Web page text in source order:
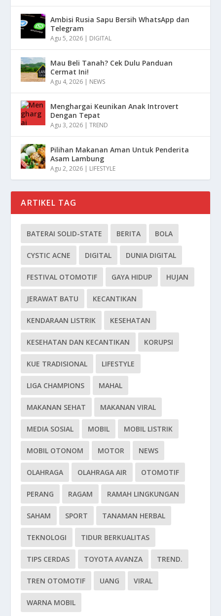
Ambisi Rusia Sapu Bersih WhatsApp dan
Telegram
Agu 5, 2026 DIGITAL
Mau Beli Tanah? Cek Dulu Panduan
Cermat Ini!
Agu 4, 2026 NEWS
Menghargai Keunikan Anak Introvert
Dengan Tepat
Agu 3, 2026 |TREND
Pilihan Makanan Aman Untuk Penderita
Asam Lambung
Agu 2, 2026 LIFESTYLE
ARTIKEL TAG
BATERAI SOLID-STATE BERITA BOLA
CYSTIC ACNE DIGITAL DUNIA DIGITAL
FESTIVAL OTOMOTIF GAYA HIDUP HUJAN
JERAWAT BATU KECANTIKAN
KENDARAAN LISTRIK KESEHATAN
KESEHATAN DAN KECANTIKAN KORUPSI
KUE TRADISIONAL LIFESTYLE
LIGA CHAMPIONS MAHAL
MAKANAN SEHAT MAKANAN VIRAL
MEDIA SOSIAL MOBIL MOBIL LISTRIK
MOBIL OTONOM MOTOR NEWS
OLAHRAGA OLAHRAGA AIR OTOMOTIF
PERANG RAGAM RAMAH LINGKUNGAN
SAHAM SPORT TANAMAN HERBAL
TEKNOLOGI TIDUR BERKUALITAS
TIPS CERDAS TOYOTA AVANZA TREND.
TREN OTOMOTIF UANG VIRAL
WARNA MOBIL